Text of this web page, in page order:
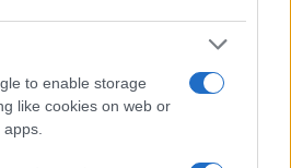
to enable storage
like cookies on web or
«Καρυστιανού,
μετέτρεψαν το
αρχηγικό κόμμα»
που τροφοδότησε
και Βοιωτία: «Από τα
των τελευταίων 50